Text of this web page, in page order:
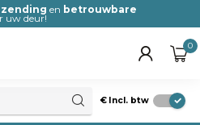
en betrouwbare
uw deur!
0
€ Incl. btw